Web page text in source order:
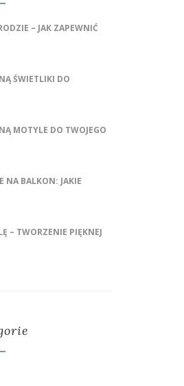
– JAK ZAPEWNIĆ
ŚWIETLIKI DO
MOTYLE DO TWOJEGO
NA BALKON: JAKIE
– TWORZENIE PIĘKNEJ